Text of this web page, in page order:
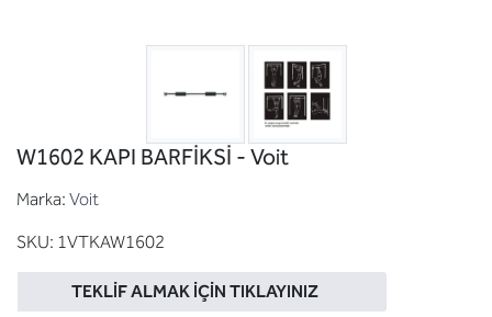
W1602 KAPI BARFİKSİ - Voit
Marka: Voit
SKU: 1VTKAW1602
TEKLIF ALMAK İÇIN TIKLAYINIZ